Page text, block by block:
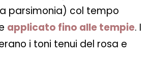
parsimonia) col tempo
applicato fino alle tempie. I
i toni tenui del rosa e